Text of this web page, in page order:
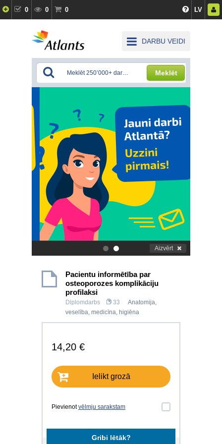
0 0 0 LV
DARBU VEIDI
Meklēt
. Aizvērt
Pacientu informētība par
osteoporozes komplikāciju
profilaksi
Diplomdarbs 33
Anatomija,
veselība, medicīna, higiēna
14,20 €
Ielikt grozā
Pievienotvēlmju sarakstam
Gribi lētāk?